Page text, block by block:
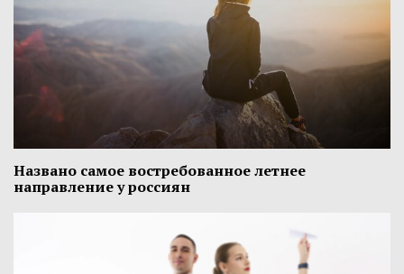
Названо самое востребованное летнее
направление у россиян